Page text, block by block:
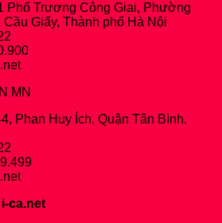
Phố Trương Công Giai, Phường
Cầu Giấy, Thành phố Hà Nội
MN
Phan Huy Ích, Quận Tân Bình,
i-ca.net